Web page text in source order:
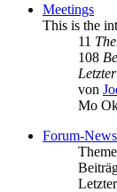
Meetings
This is the
11
108
von
Mo
Forum-News